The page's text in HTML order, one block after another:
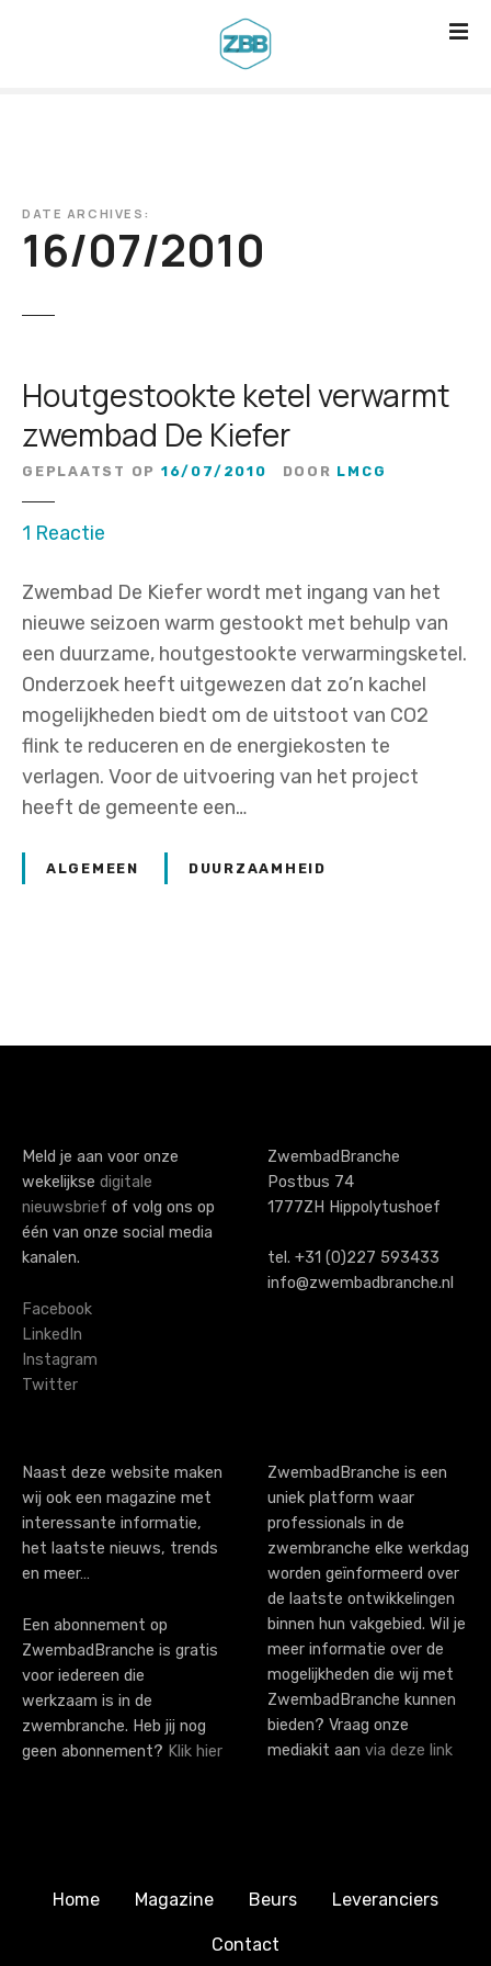
DATE ARCHIVES:
16/07/2010
Houtgestookte ketel verwarmt
zwembad De Kiefer
GEPLAATST OP 16/07/2010 DOOR LMCG
1 Reactie
H
o
u
t
g
e
s
t
o
t
e
r
w
m
b
a
e
K
i
e
f
Zwembad De Kiefer wordt met ingang van het
nieuwe seizoen warm gestookt met behulp van
een duurzame, houtgestookte verwarmingsketel.
Onderzoek heeft uitgewezen dat zo’n kachel
mogelijkheden biedt om de uitstoot van CO2
flink te reduceren en de energiekosten te
verlagen. Voor de uitvoering van het project
heeft de gemeente een…
ALGEMEEN DUURZAAMHEID
o
s
n
a
i
g
a
i
o
n
Meld je aan voor onze
wekelijkse digitale
nieuwsbrief of volg ons op
één van onze social media
kanalen.
Facebook
LinkedIn
Instagram
Twitter
ZwembadBranche
Postbus 74
1777ZH Hippolytushoef
tel. +31 (0)227 593433
info@zwembadbranche.nl
Naast deze website maken
wij ook een magazine met
interessante informatie,
het laatste nieuws, trends
en meer…
Een abonnement op
ZwembadBranche is gratis
voor iedereen die
werkzaam is in de
zwembranche. Heb jij nog
geen abonnement? Klik hier
ZwembadBranche is een
uniek platform waar
professionals in de
zwembranche elke werkdag
worden geïnformeerd over
de laatste ontwikkelingen
binnen hun vakgebied. Wil je
meer informatie over de
mogelijkheden die wij met
ZwembadBranche kunnen
bieden? Vraag onze
mediakit aan via deze link
Home Magazine Beurs Leveranciers
Contact